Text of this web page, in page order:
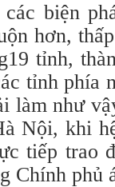
biện
hơn,
tỉnh,
tỉnh phía
làm như
Nội, khi
tiếp trao
Chính phủ